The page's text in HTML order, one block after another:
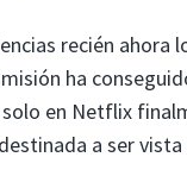
recién ahora
ha
en Netflix
a ser vista